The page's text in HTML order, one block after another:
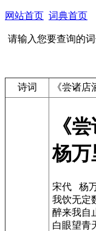
网站首页 词典首页
请输入您要查询的词
诗词 《尝诸
《
杨万
宋代 杨
我饮无定
醉来我自
白眼望青